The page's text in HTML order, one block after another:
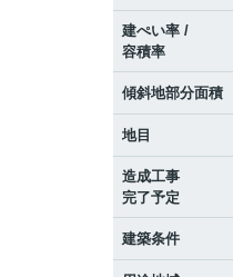
建ぺい率 /
容積率
傾斜地部分面積
地目
造成工事
完了予定
建築条件